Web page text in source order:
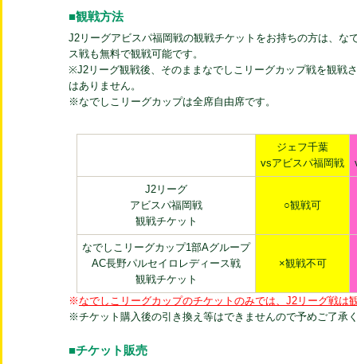
■観戦方法
J2リーグアビスパ福岡戦の観戦チケットをお持ちの方は、な
ス戦も無料で観戦可能です。
※J2リーグ観戦後、そのままなでしこリーグカップ戦を観戦
はありません。
※なでしこリーグカップは全席自由席です。
ジェフ千葉
vsアビスパ福岡戦
J2リーグ
アビスパ福岡戦
観戦チケット
○観戦可
なでしこリーグカップ1部Aグループ
AC長野パルセイロレディース戦
観戦チケット
×観戦不可
※なでしこリーグカップのチケットのみでは、J2リーグ戦は
※チケット購入後の引き換え等はできませんので予めご了承
■チケット販売